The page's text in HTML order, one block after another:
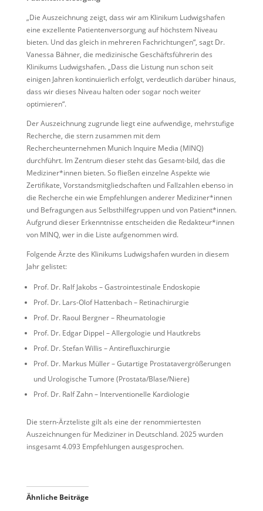
„Die Auszeichnung zeigt, dass wir am Klinikum Ludwigshafen
eine exzellente Patientenversorgung auf höchstem Niveau
bieten. Und das gleich in mehreren Fachrichtungen“, sagt Dr.
Vanessa Bähner, die medizinische Geschäftsführerin des
Klinikums Ludwigshafen. „Dass die Listung nun schon seit
einigen Jahren kontinuierlich erfolgt, verdeutlich darüber hinaus,
dass wir dieses Niveau halten oder sogar noch weiter
optimieren“.
Der Auszeichnung zugrunde liegt eine aufwendige, mehrstufige
Recherche, die stern zusammen mit dem
Rechercheunternehmen Munich Inquire Media (MINQ)
durchführt. Im Zentrum dieser steht das Gesamt-bild, das die
Mediziner*innen bieten. So fließen einzelne Aspekte wie
Zertifikate, Vorstandsmitgliedschaften und Fallzahlen ebenso in
die Recherche ein wie Empfehlungen anderer Mediziner*innen
und Befragungen aus Selbsthilfegruppen und von Patient*innen.
Aufgrund dieser Erkenntnisse entscheiden die Redakteur*innen
von MINQ, wer in die Liste aufgenommen wird.
Folgende Ärzte des Klinikums Ludwigshafen wurden in diesem
Jahr gelistet:
Prof. Dr. Ralf Jakobs – Gastrointestinale Endoskopie
Prof. Dr. Lars-Olof Hattenbach – Retinachirurgie
Prof. Dr. Raoul Bergner – Rheumatologie
Prof. Dr. Edgar Dippel – Allergologie und Hautkrebs
Prof. Dr. Stefan Willis – Antirefluxchirurgie
Prof. Dr. Markus Müller – Gutartige Prostatavergrößerungen
und Urologische Tumore (Prostata/Blase/Niere)
Prof. Dr. Ralf Zahn – Interventionelle Kardiologie
Die stern-Ärzteliste gilt als eine der renommiertesten
Auszeichnungen für Mediziner in Deutschland. 2025 wurden
insgesamt 4.093 Empfehlungen ausgesprochen.
Ähnliche Beiträge